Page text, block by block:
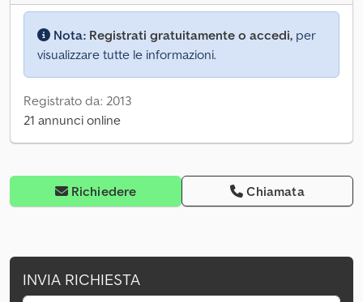
Nota: Registrati gratuitamente o accedi, per
visualizzare tutte le informazioni.
Registrato da: 2013
21 annunci online
Richiedere Chiamata
INVIA RICHIESTA